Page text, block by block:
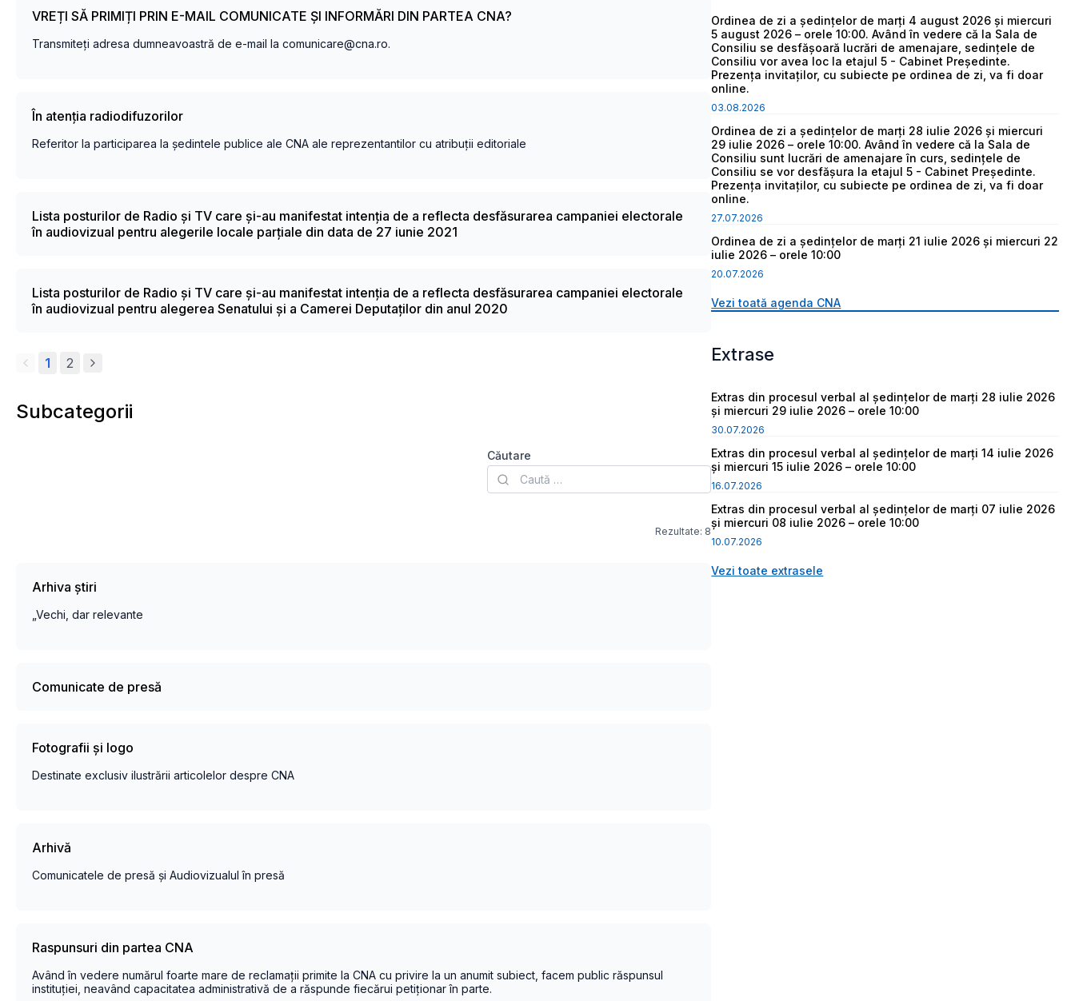
VREȚI SĂ PRIMIȚI PRIN E-MAIL COMUNICATE ȘI INFORMĂRI DIN PARTEA CNA?
Transmiteți adresa dumneavoastră de e-mail la comunicare@cna.ro.
În atenția radiodifuzorilor
Referitor la participarea la ședintele publice ale CNA ale reprezentantilor cu atribuții editoriale
Lista posturilor de Radio și TV care și-au manifestat intenția de a reflecta desfăsurarea campaniei electorale
în audiovizual pentru alegerile locale parțiale din data de 27 iunie 2021
Lista posturilor de Radio și TV care și-au manifestat intenția de a reflecta desfăsurarea campaniei electorale
în audiovizual pentru alegerea Senatului și a Camerei Deputaților din anul 2020
1 2
Subcategorii
Căutare
Rezultate: 8
Arhiva știri
„Vechi, dar relevante
Comunicate de presă
Fotografii și logo
Destinate exclusiv ilustrării articolelor despre CNA
Arhivă
Comunicatele de presă și Audiovizualul în presă
Raspunsuri din partea CNA
Având în vedere numărul foarte mare de reclamații primite la CNA cu privire la un anumit subiect, facem public răspunsul
instituției, neavând capacitatea administrativă de a răspunde fiecărui petiționar în parte.
Ordinea de zi a ședințelor de marți 4 august 2026 și miercuri
5 august 2026 – orele 10:00. Având în vedere că la Sala de
Consiliu se desfășoară lucrări de amenajare, sedințele de
Consiliu vor avea loc la etajul 5 - Cabinet Președinte.
Prezența invitaților, cu subiecte pe ordinea de zi, va fi doar
online.
03.08.2026
Ordinea de zi a ședințelor de marți 28 iulie 2026 și miercuri
29 iulie 2026 – orele 10:00. Având în vedere că la Sala de
Consiliu sunt lucrări de amenajare în curs, sedințele de
Consiliu se vor desfășura la etajul 5 - Cabinet Președinte.
Prezența invitaților, cu subiecte pe ordinea de zi, va fi doar
online.
27.07.2026
Ordinea de zi a ședințelor de marți 21 iulie 2026 și miercuri 22
iulie 2026 – orele 10:00
20.07.2026
Vezi toată agenda CNA
Extrase
Extras din procesul verbal al ședințelor de marți 28 iulie 2026
și miercuri 29 iulie 2026 – orele 10:00
30.07.2026
Extras din procesul verbal al ședințelor de marți 14 iulie 2026
și miercuri 15 iulie 2026 – orele 10:00
16.07.2026
Extras din procesul verbal al ședințelor de marți 07 iulie 2026
și miercuri 08 iulie 2026 – orele 10:00
10.07.2026
Vezi toate extrasele